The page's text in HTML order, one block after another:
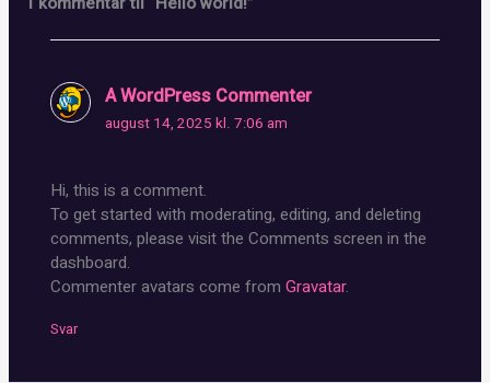
A WordPress Commenter
august 14, 2025 kl. 7:06 am
Hi, this is a comment.
To get started with moderating, editing, and deleting
comments, please visit the Comments screen in the
dashboard.
Commenter avatars come from Gravatar.
Svar